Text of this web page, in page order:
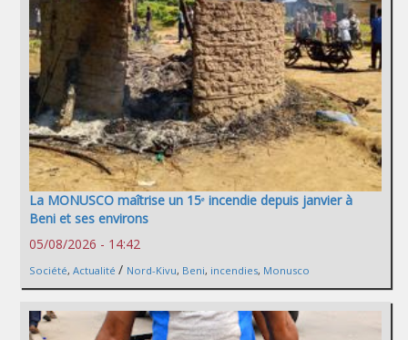
La MONUSCO maîtrise un 15ᵉ incendie depuis janvier à
Beni et ses environs
05/08/2026 - 14:42
Société, Actualité / Nord-Kivu, Beni, incendies, Monusco